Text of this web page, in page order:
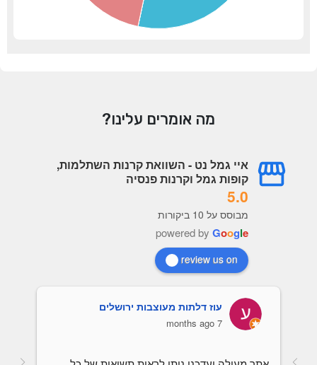
מה אומרים עלינו?
איי גמל נט - השוואת קרנות השתלמות,
קופות גמל וקרנות פנסיה
5.0
מבוסס על 10 ביקורות
powered by Google
review us on
עוז דלתות מעוצבות ירושלים
7 months ago